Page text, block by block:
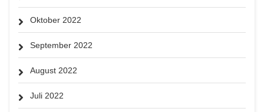
Oktober 2022
September 2022
August 2022
Juli 2022